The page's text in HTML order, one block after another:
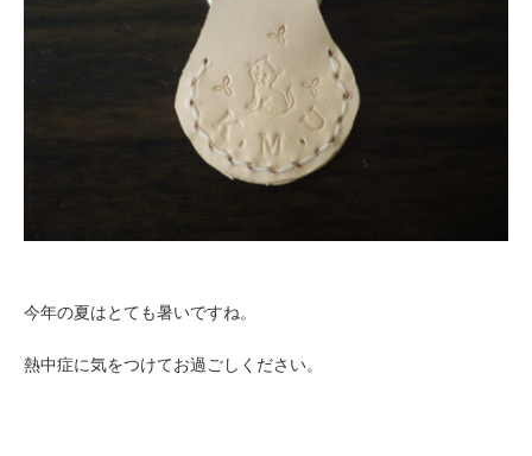
今年の夏はとても暑いですね。
熱中症に気をつけてお過ごしください。